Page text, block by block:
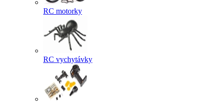
RC motorky
RC vychytávky